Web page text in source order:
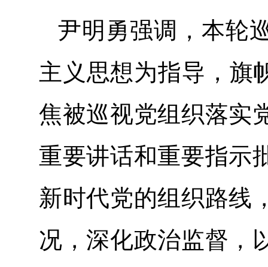
尹明勇强调，本轮
主义思想为指导，旗
焦被巡视党组织落实
重要讲话和重要指示
新时代党的组织路线
况，深化政治监督，